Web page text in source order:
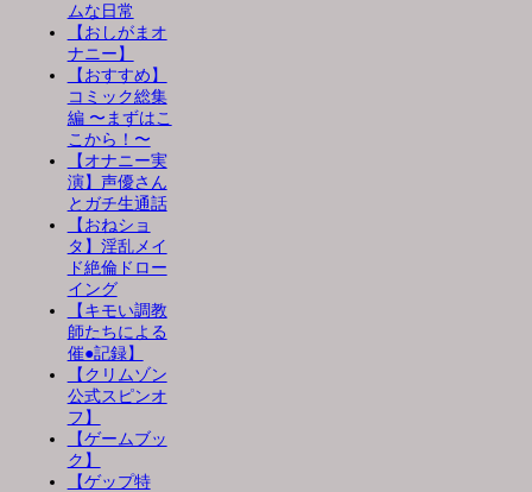
ムな日常
【おしがまオ
ナニー】
【おすすめ】
コミック総集
編 〜まずはこ
こから！〜
【オナニー実
演】声優さん
とガチ生通話
【おねショ
タ】淫乱メイ
ド絶倫ドロー
イング
【キモい調教
師たちによる
催●記録】
【クリムゾン
公式スピンオ
フ】
【ゲームブッ
ク】
【ゲップ特